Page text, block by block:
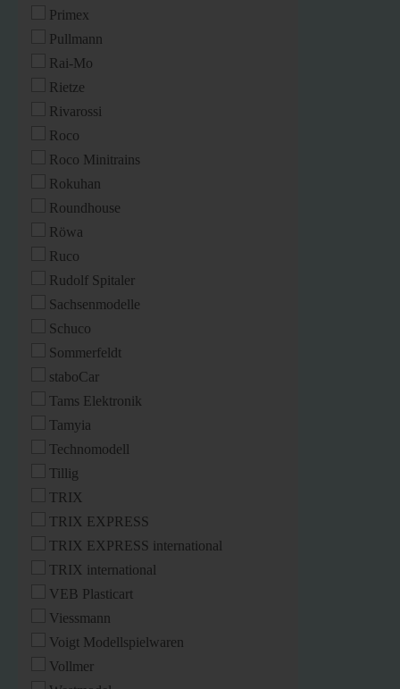
Primex
Pullmann
Rai-Mo
Rietze
Rivarossi
Roco
Roco Minitrains
Rokuhan
Roundhouse
Röwa
Ruco
Rudolf Spitaler
Sachsenmodelle
Schuco
Sommerfeldt
staboCar
Tams Elektronik
Tamyia
Technomodell
Tillig
TRIX
TRIX EXPRESS
TRIX EXPRESS international
TRIX international
VEB Plasticart
Viessmann
Voigt Modellspielwaren
Vollmer